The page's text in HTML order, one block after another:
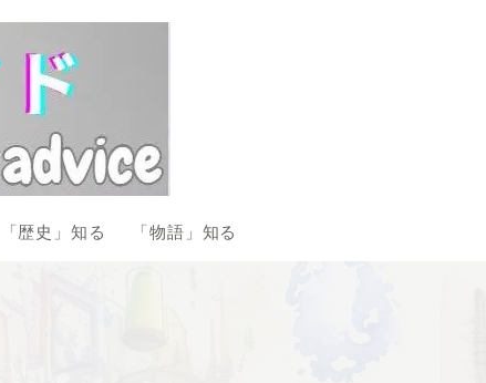
「歴史」知る 「物語」知る